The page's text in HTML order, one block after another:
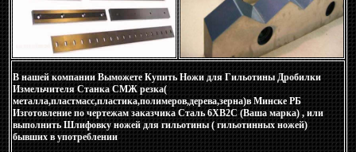
В нашей компании Выможете Купить Ножи для Гильотины Дробилки
Измельчителя Станка СМЖ резка(
металла,пластмасс,пластика,полимеров,дерева,зерна)в Минске РБ
Изготовление по чертежам заказчика Сталь 6ХВ2С (Ваша марка) , или
выполнить Шлифовку ножей для гильотины ( гильотинных ножей)
бывших в употреблении